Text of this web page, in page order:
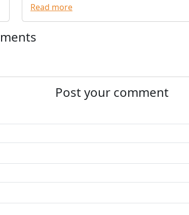
Read more
Post your comment